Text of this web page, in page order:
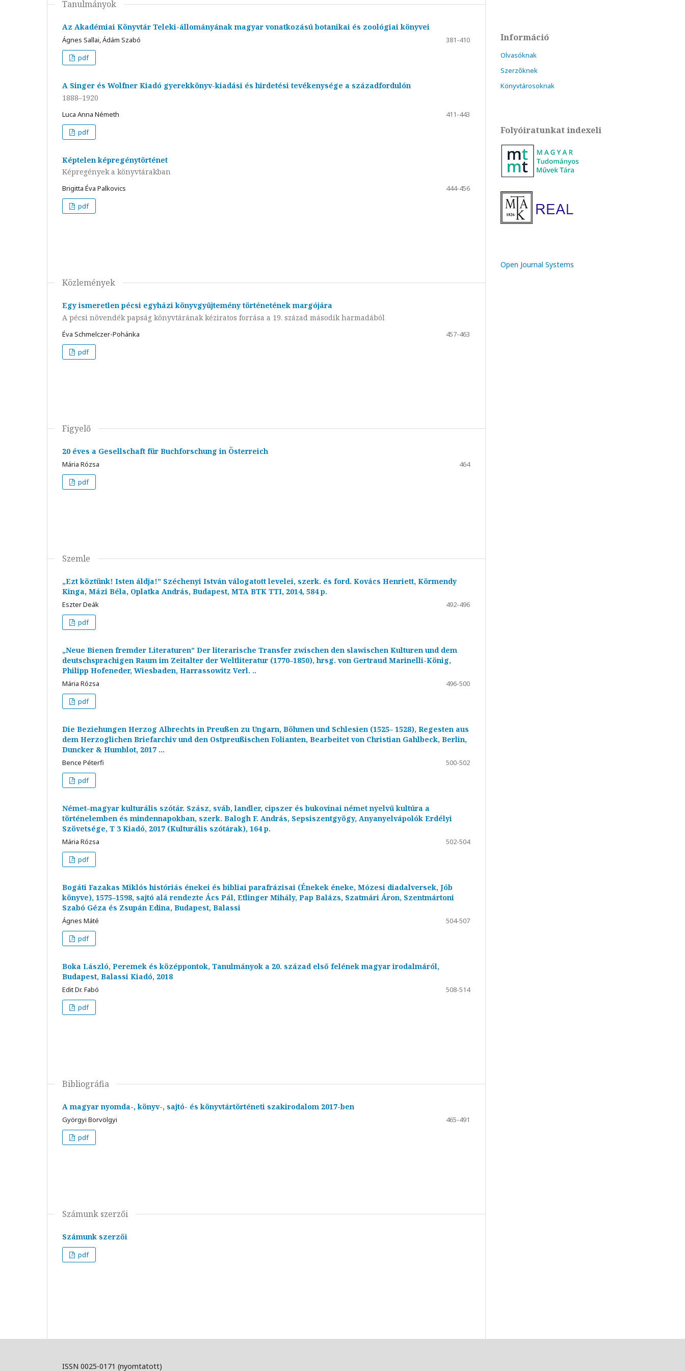
Tanulmányok
Az Akadémiai Könyvtár Teleki-állományának magyar vonatkozású botanikai és zoológiai könyvei
Ágnes Sallai, Ádám Szabó
381-410
pdf
A Singer és Wolfner Kiadó gyerekkönyv-kiadási és hirdetési tevékenysége a századfordulón
1888–1920
Luca Anna Németh
411-443
pdf
Képtelen képregénytörténet
Képregények a könyvtárakban
Brigitta Éva Palkovics
444-456
pdf
Közlemények
Egy ismeretlen pécsi egyházi könyvgyűjtemény történetének margójára
A pécsi növendék papság könyvtárának kéziratos forrása a 19. század második harmadából
Éva Schmelczer-Pohánka
457-463
pdf
Figyelő
20 éves a Gesellschaft für Buchforschung in Österreich
Mária Rózsa
464
pdf
Szemle
„Ezt köztünk! Isten áldja!” Széchenyi István válogatott levelei, szerk. és ford. Kovács Henriett, Körmendy
Kinga, Mázi Béla, Oplatka András, Budapest, MTA BTK TTI, 2014, 584 p.
Eszter Deák
492-496
pdf
„Neue Bienen fremder Literaturen” Der literarische Transfer zwischen den slawischen Kulturen und dem
deutschsprachigen Raum im Zeitalter der Weltliteratur (1770–1850), hrsg. von Gertraud Marinelli-König,
Philipp Hofeneder, Wiesbaden, Harrassowitz Verl. ..
Mária Rózsa
496-500
pdf
Die Beziehungen Herzog Albrechts in Preußen zu Ungarn, Böhmen und Schlesien (1525– 1528), Regesten aus
dem Herzoglichen Briefarchiv und den Ostpreußischen Folianten, Bearbeitet von Christian Gahlbeck, Berlin,
Duncker & Humblot, 2017 ...
Bence Péterfi
500-502
pdf
Német–magyar kulturális szótár. Szász, sváb, landler, cipszer és bukovinai német nyelvű kultúra a
történelemben és mindennapokban, szerk. Balogh F. András, Sepsiszentgyögy, Anyanyelvápolók Erdélyi
Szövetsége, T 3 Kiadó, 2017 (Kulturális szótárak), 164 p.
Mária Rózsa
502-504
pdf
Bogáti Fazakas Miklós históriás énekei és bibliai parafrázisai (Énekek éneke, Mózesi diadalversek, Jób
könyve), 1575–1598, sajtó alá rendezte Ács Pál, Etlinger Mihály, Pap Balázs, Szatmári Áron, Szentmártoni
Szabó Géza és Zsupán Edina, Budapest, Balassi
Ágnes Máté
504-507
pdf
Boka László, Peremek és középpontok, Tanulmányok a 20. század első felének magyar irodalmáról,
Budapest, Balassi Kiadó, 2018
Edit Dr. Fabó
508-514
pdf
Bibliográfia
A magyar nyomda-, könyv-, sajtó- és könyvtártörténeti szakirodalom 2017-ben
Györgyi Borvölgyi
465-491
pdf
Számunk szerzői
Számunk szerzői
pdf
Információ
Olvasóknak
Szerzőknek
Könyvtárosoknak
Folyóiratunkat indexeli
Open Journal Systems
ISSN 0025-0171 (nyomtatott)